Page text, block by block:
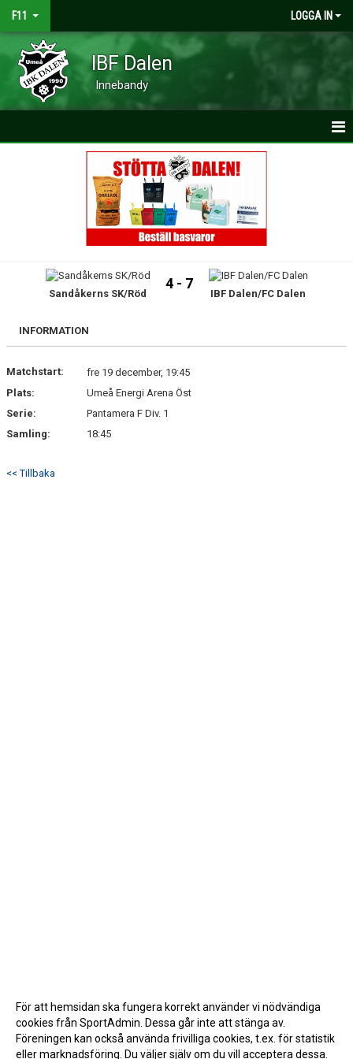
F11 LOGGA IN
IBF Dalen
Innebandy
TRUPPEN
BILDGALLERI
KONTAKT
Sandåkerns SK/Röd
4 - 7
IBF Dalen/FC Dalen
INFORMATION
Matchstart:
fre 19 december, 19:45
Plats:
Umeå Energi Arena Öst
Serie:
Pantamera F Div. 1
Samling:
18:45
<< Tillbaka
För att hemsidan ska fungera korrekt använder vi nödvändiga
cookies från SportAdmin. Dessa går inte att stänga av.
Föreningen kan också använda frivilliga cookies, t.ex. för statistik
eller marknadsföring. Du väljer själv om du vill acceptera dessa.